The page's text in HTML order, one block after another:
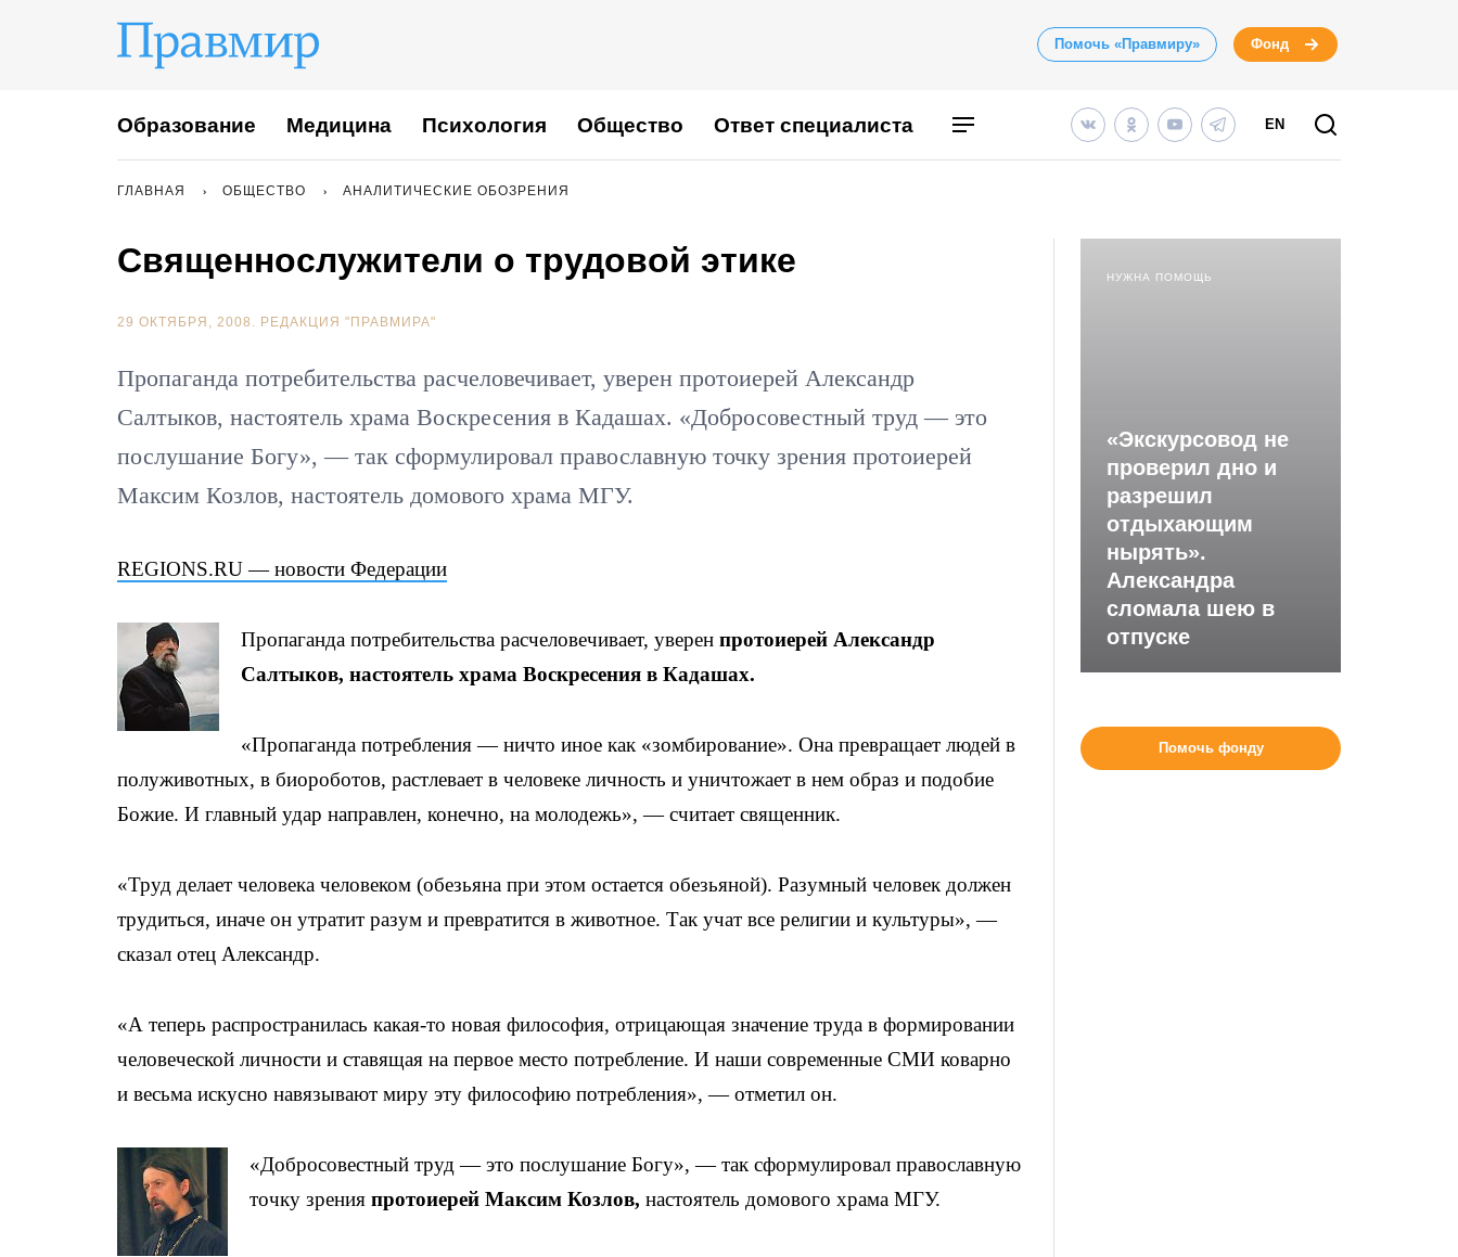
Помочь «Правмиру» Фонд
Образование Медицина Психология Общество Ответ специалиста EN
ГЛАВНАЯ ОБЩЕСТВО АНАЛИТИЧЕСКИЕ ОБОЗРЕНИЯ
Священнослужители о трудовой этике
29 ОКТЯБРЯ, 2008. РЕДАКЦИЯ "ПРАВМИРА"
Пропаганда потребительства расчеловечивает, уверен протоиерей Александр
Салтыков, настоятель храма Воскресения в Кадашах. «Добросовестный труд — это
послушание Богу», — так сформулировал православную точку зрения протоиерей
Максим Козлов, настоятель домового храма МГУ.
REGIONS.RU — новости Федерации
Пропаганда потребительства расчеловечивает, уверен протоиерей Александр
Салтыков, настоятель храма Воскресения в Кадашах.
«Пропаганда потребления — ничто иное как «зомбирование». Она превращает людей в
полуживотных, в биороботов, растлевает в человеке личность и уничтожает в нем образ и подобие
Божие. И главный удар направлен, конечно, на молодежь», — считает священник.
«Труд делает человека человеком (обезьяна при этом остается обезьяной). Разумный человек должен
трудиться, иначе он утратит разум и превратится в животное. Так учат все религии и культуры», —
сказал отец Александр.
«А теперь распространилась какая-то новая философия, отрицающая значение труда в формировании
человеческой личности и ставящая на первое место потребление. И наши современные СМИ коварно
и весьма искусно навязывают миру эту философию потребления», — отметил он.
«Добросовестный труд — это послушание Богу», — так сформулировал православную
точку зрения протоиерей Максим Козлов, настоятель домового храма МГУ.
НУЖНА ПОМОЩЬ
«Экскурсовод не
проверил дно и
разрешил
отдыхающим
нырять».
Александра
сломала шею в
отпуске
Помочь фонду